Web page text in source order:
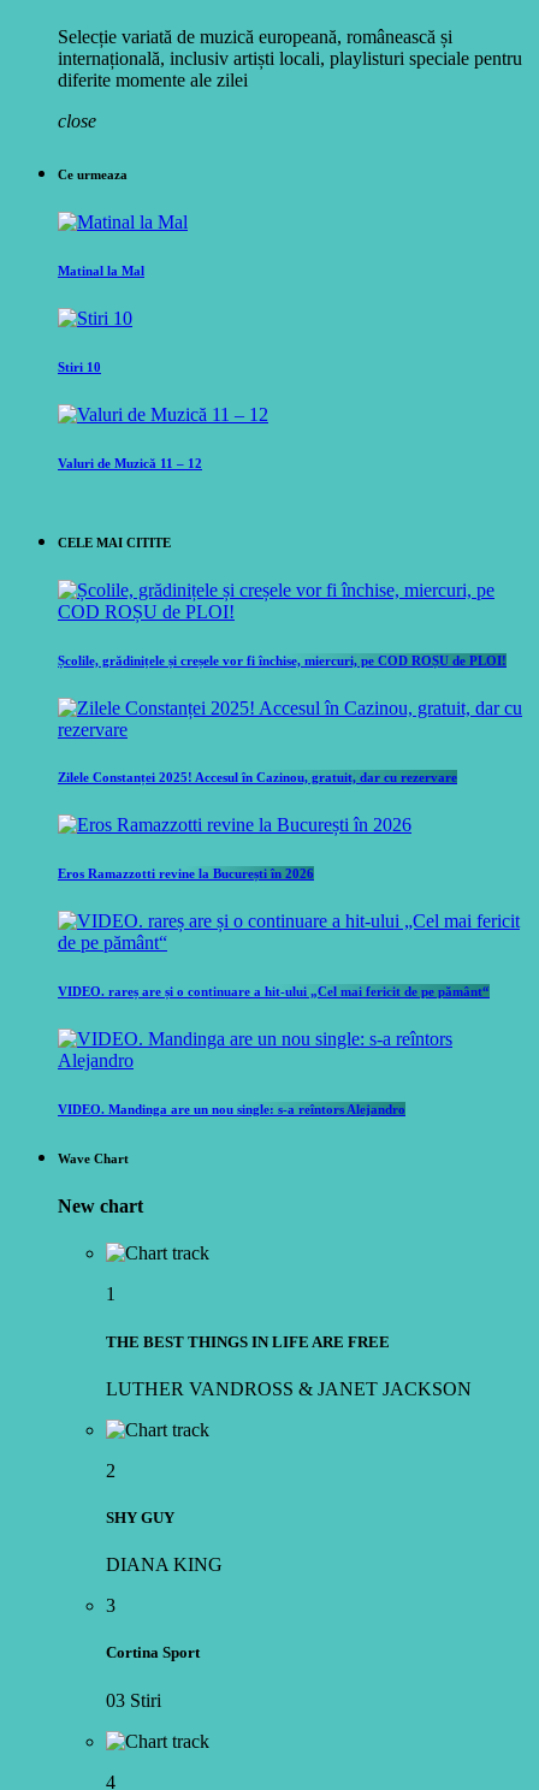
Selecție variată de muzică europeană, românească și
internațională, inclusiv artiști locali, playlisturi speciale pentru
diferite momente ale zilei
close
Ce urmeaza
Matinal la Mal
Stiri 10
Valuri de Muzică 11 – 12
CELE MAI CITITE
Școlile, grădinițele și creșele vor fi închise, miercuri, pe COD ROȘU de PLOI!
Zilele Constanței 2025! Accesul în Cazinou, gratuit, dar cu rezervare
Eros Ramazzotti revine la București în 2026
VIDEO. rareș are și o continuare a hit-ului „Cel mai fericit de pe pământ“
VIDEO. Mandinga are un nou single: s-a reîntors Alejandro
Wave Chart
New chart
1
THE BEST THINGS IN LIFE ARE FREE
LUTHER VANDROSS & JANET JACKSON
2
SHY GUY
DIANA KING
3
Cortina Sport
03 Stiri
4